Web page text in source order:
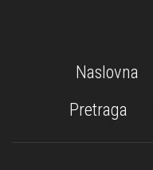
Naslovna
Pretraga